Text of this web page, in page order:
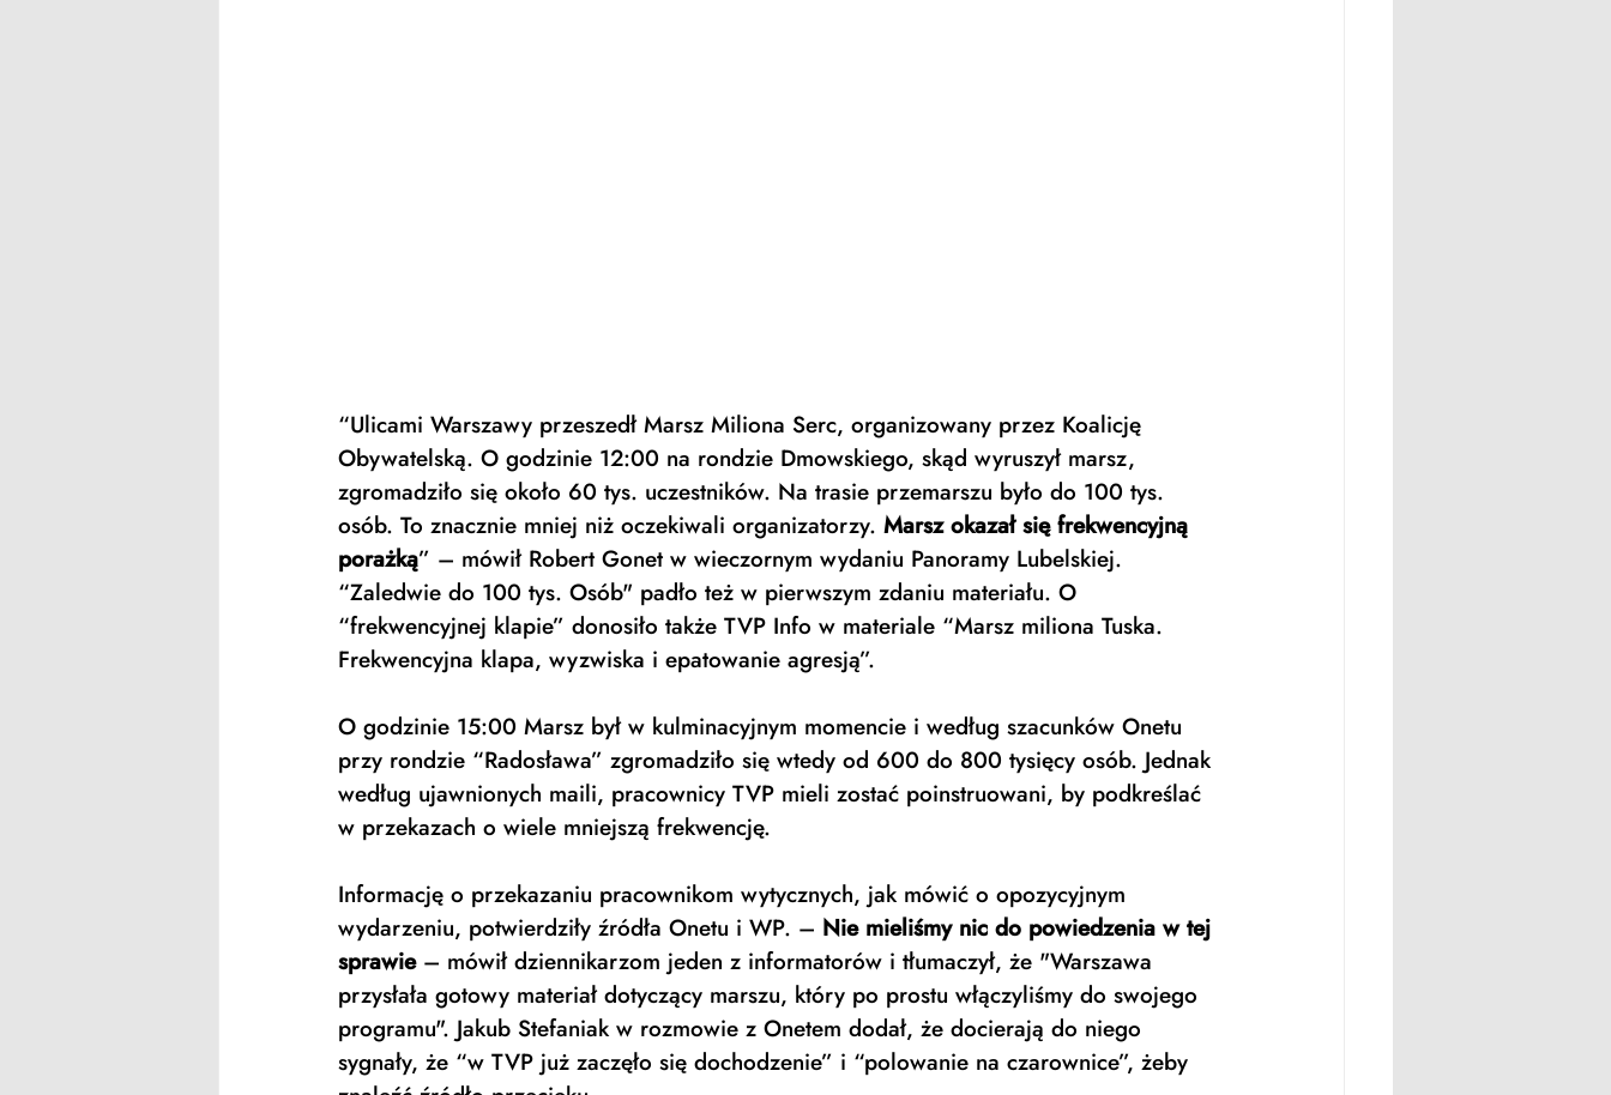
“Ulicami Warszawy przeszedł Marsz Miliona Serc, organizowany przez Koalicję
Obywatelską. O godzinie 12:00 na rondzie Dmowskiego, skąd wyruszył marsz,
zgromadziło się około 60 tys. uczestników. Na trasie przemarszu było do 100 tys.
osób. To znacznie mniej niż oczekiwali organizatorzy. Marsz okazał się frekwencyjną
porażką” – mówił Robert Gonet w wieczornym wydaniu Panoramy Lubelskiej.
“Zaledwie do 100 tys. Osób" padło też w pierwszym zdaniu materiału. O
“frekwencyjnej klapie” donosiło także TVP Info w materiale “Marsz miliona Tuska.
Frekwencyjna klapa, wyzwiska i epatowanie agresją”.
O godzinie 15:00 Marsz był w kulminacyjnym momencie i według szacunków Onetu
przy rondzie “Radosława” zgromadziło się wtedy od 600 do 800 tysięcy osób. Jednak
według ujawnionych maili, pracownicy TVP mieli zostać poinstruowani, by podkreślać
w przekazach o wiele mniejszą frekwencję.
Informację o przekazaniu pracownikom wytycznych, jak mówić o opozycyjnym
wydarzeniu, potwierdziły źródła Onetu i WP. – Nie mieliśmy nic do powiedzenia w tej
sprawie – mówił dziennikarzom jeden z informatorów i tłumaczył, że "Warszawa
przysłała gotowy materiał dotyczący marszu, który po prostu włączyliśmy do swojego
programu". Jakub Stefaniak w rozmowie z Onetem dodał, że docierają do niego
sygnały, że “w TVP już zaczęło się dochodzenie” i “polowanie na czarownice”, żeby